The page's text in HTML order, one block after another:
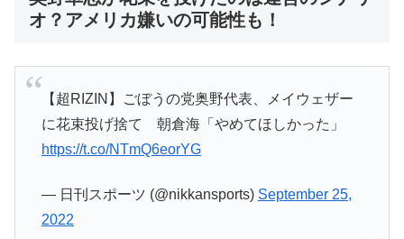
オ？アメリカ嫌いの可能性も！
【超RIZIN】ごぼうの党奥野代表、メイウェザー
に花束投げ捨て 朝倉海「やめてほしかった」
https://t.co/NTmQ6eorYG
— 日刊スポーツ (@nikkansports) September 25,
2022